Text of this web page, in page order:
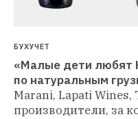
БУХУЧЕТ
«Малые дети любят
по натуральным
Marani, Lapati Wines,
производители, за